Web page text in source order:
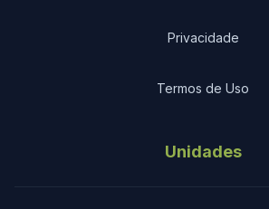
Privacidade
Termos de Uso
Unidades